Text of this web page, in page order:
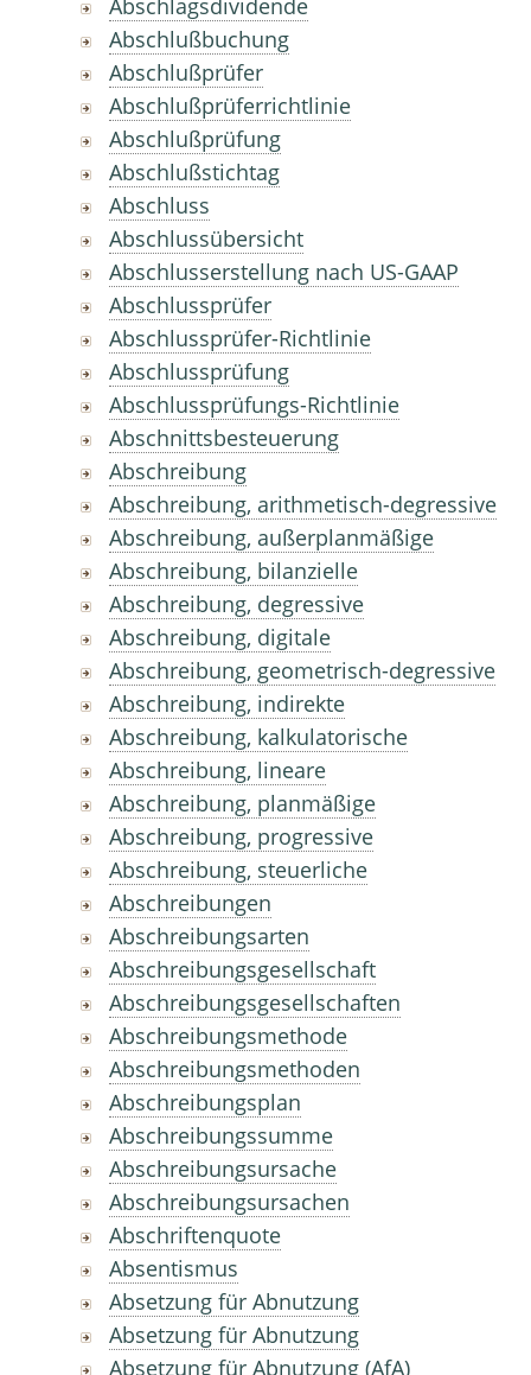
Abschlagsdividende
Abschlußbuchung
Abschlußprüfer
Abschlußprüferrichtlinie
Abschlußprüfung
Abschlußstichtag
Abschluss
Abschlussübersicht
Abschlusserstellung nach US-GAAP
Abschlussprüfer
Abschlussprüfer-Richtlinie
Abschlussprüfung
Abschlussprüfungs-Richtlinie
Abschnittsbesteuerung
Abschreibung
Abschreibung, arithmetisch-degressive
Abschreibung, außerplanmäßige
Abschreibung, bilanzielle
Abschreibung, degressive
Abschreibung, digitale
Abschreibung, geometrisch-degressive
Abschreibung, indirekte
Abschreibung, kalkulatorische
Abschreibung, lineare
Abschreibung, planmäßige
Abschreibung, progressive
Abschreibung, steuerliche
Abschreibungen
Abschreibungsarten
Abschreibungsgesellschaft
Abschreibungsgesellschaften
Abschreibungsmethode
Abschreibungsmethoden
Abschreibungsplan
Abschreibungssumme
Abschreibungsursache
Abschreibungsursachen
Abschriftenquote
Absentismus
Absetzung für Abnutzung
Absetzung für Abnutzung
Absetzung für Abnutzung (AfA)